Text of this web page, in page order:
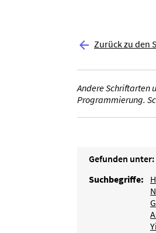
 Zurück zu den
Andere Schriftarten
Programmierung.
Gefunden unter:
Suchbegriffe: